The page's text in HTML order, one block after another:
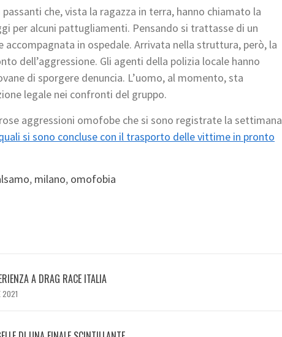
che, vista la ragazza in terra, hanno chiamato la
per alcuni pattugliamenti. Pensando si trattasse di un
in ospedale. Arrivata nella struttura, però, la
dell’aggressione. Gli agenti della polizia locale hanno
di sporgere denuncia. L’uomo, al momento, sta
legale nei confronti del gruppo.
aggressioni omofobe che si sono registrate la settimana
si sono concluse con il trasporto delle vittime in pronto
, milano, omofobia
A DRAG RACE ITALIA
2021